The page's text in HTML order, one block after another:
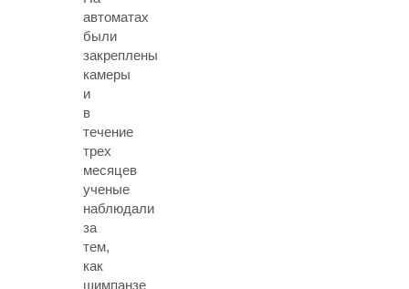
автоматах
были
закреплены
камеры
и
в
течение
трех
месяцев
ученые
наблюдали
за
тем,
как
шимпанзе